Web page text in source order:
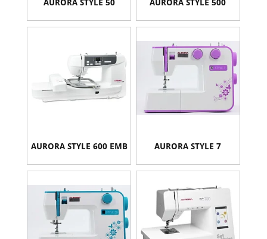
AURORA STYLE 50 AURORA STYLE 500
AURORA STYLE 600 EMB AURORA STYLE 7